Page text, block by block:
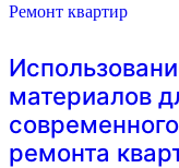
Ремонт квартир
материалов
ремонта